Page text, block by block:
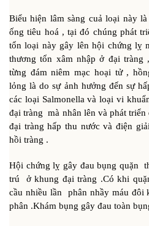
Biểu hiện lâm sàng cuả loại này
ống tiêu hoá , tại đó chúng phát
tổn loại này gây lên hội chứng lỵ
thương tổn xâm nhập ở đại tràng
từng đám niêm mạc hoại tử ,
lỏng là do sự ảnh hưởng đến sự
các loại Salmonella và loại vi
đại tràng mà nhân lên và phát
đại tràng hấp thu nước và điện
hồi tràng .
Hội chứng lỵ gây đau bụng quặn
trú ở khung đại tràng .Có khi
cầu nhiều lần phân nhầy máu đôi
phân .Khám bụng gây đau toàn